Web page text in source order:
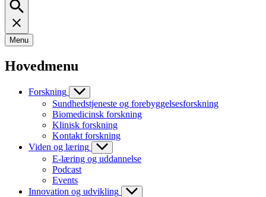
Menu
Hovedmenu
Forskning
Sundhedstjeneste og forebyggelsesforskning
Biomedicinsk forskning
Klinisk forskning
Kontakt forskning
Viden og læring
E-læring og uddannelse
Podcast
Events
Innovation og udvikling